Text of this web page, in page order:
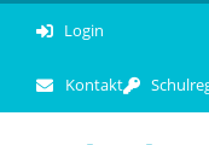
Login
Kontakt